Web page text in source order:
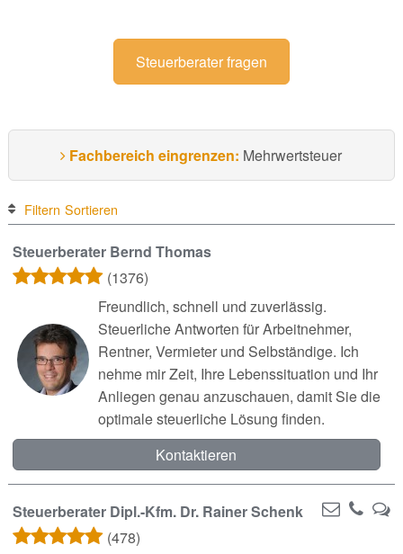
Steuerberater fragen
Fachbereich eingrenzen: Mehrwertsteuer
Filtern Sortieren
Steuerberater Bernd Thomas
(1376)
Freundlich, schnell und zuverlässig.
Steuerliche Antworten für Arbeitnehmer,
Rentner, Vermieter und Selbständige. Ich
nehme mir Zeit, Ihre Lebenssituation und Ihr
Anliegen genau anzuschauen, damit Sie die
optimale steuerliche Lösung finden.
Kontaktieren
Steuerberater Dipl.-Kfm. Dr. Rainer Schenk
(478)